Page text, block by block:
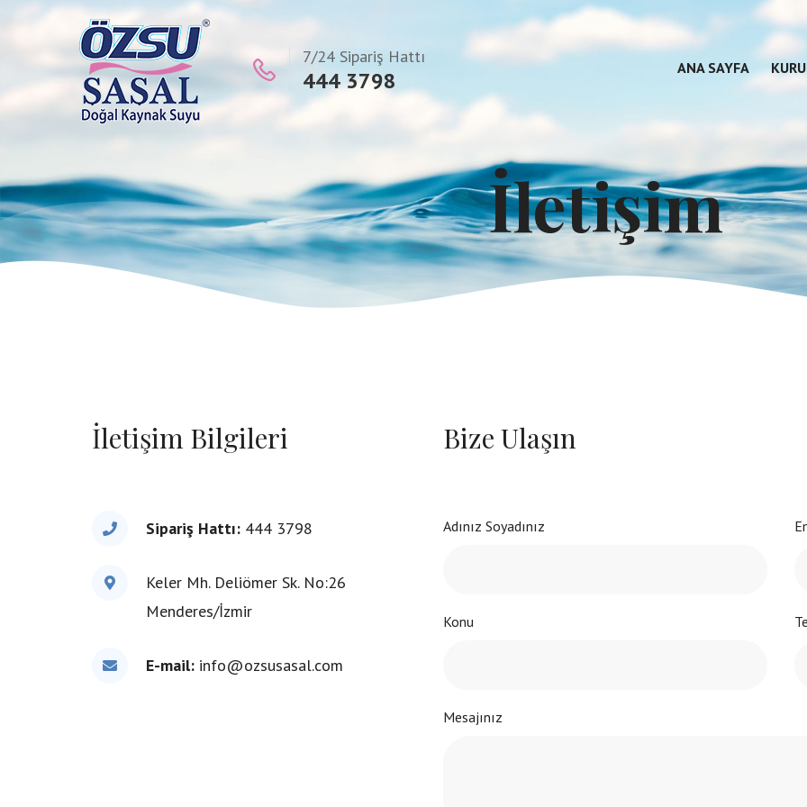
7/24 Sipariş Hattı
444 3798 ANA SAYFA
İletişim
İletişim Bilgileri
Sipariş Hattı: 444 3798
Keler Mh. Deliömer Sk. No:26
Menderes/İzmir
E-mail: info@ozsusasal.com
Bize Ulaşın
Adınız Soyadınız
Konu
Mesajınız